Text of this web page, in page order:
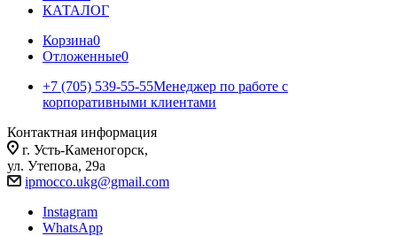
КАТАЛОГ
Корзина0
Отложенные0
+7 (705) 539-55-55Менеджер по работе с
корпоративными клиентами
Контактная информация
г. Усть-Каменогорск,
ул. Утепова, 29а
ipmocco.ukg@gmail.com
Instagram
WhatsApp